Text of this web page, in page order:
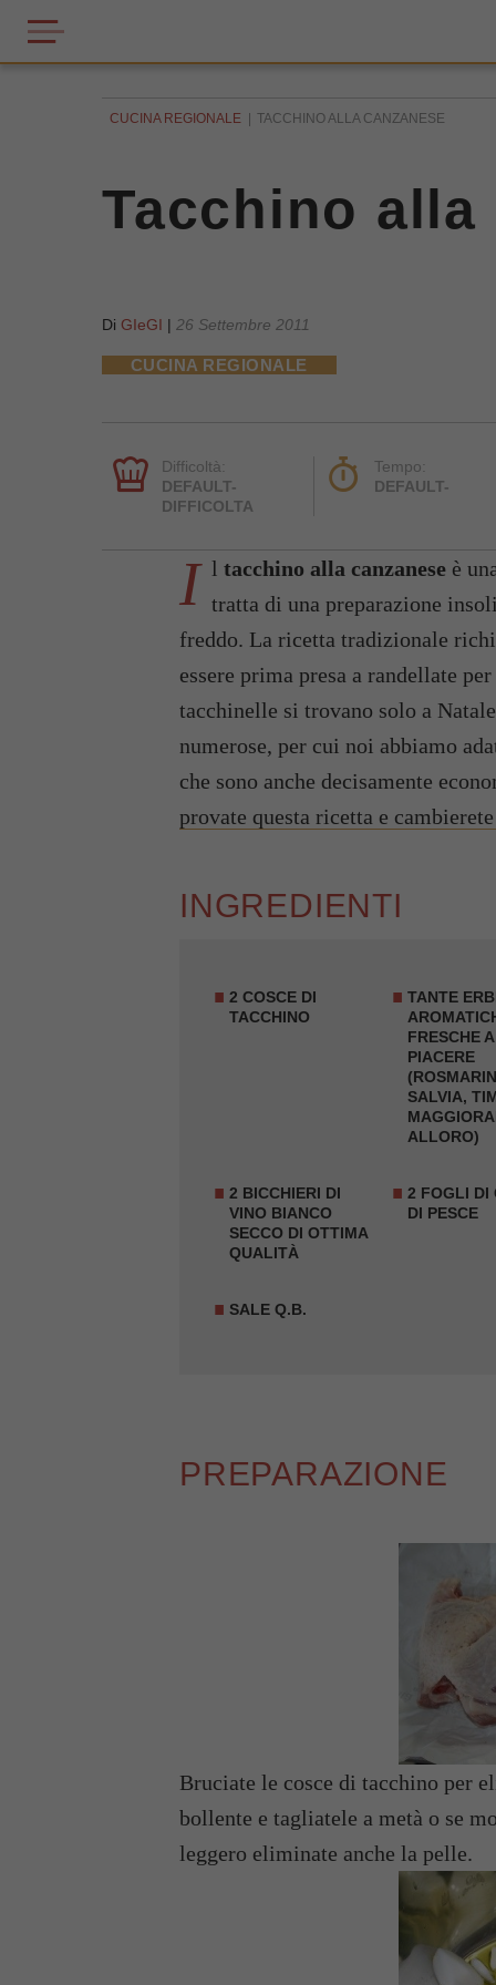
CUCINA REGIONALE TACCHINO ALLA CANZANESE
Tacchino alla
Di GIeGI | 26 Settembre 2011
CUCINA REGIONALE
Difficoltà:
DEFAULT-
DIFFICOLTA
Tempo:
DEFAULT-
I l tacchino alla canzanese è
tratta di una preparazione
freddo. La ricetta tradizionale
essere prima presa a randellate
tacchinelle si trovano solo a
numerose, per cui noi abbiamo
che sono anche decisamente
provate questa ricetta e
INGREDIENTI
2 COSCE DI
TACCHINO
TANTE
FRESCHE A
PIACERE
SALVIA,
ALLORO)
2 BICCHIERI DI
VINO BIANCO
SECCO DI OTTIMA
QUALITÀ
2 FOGLI DI
DI PESCE
SALE Q.B.
PREPARAZIONE
Bruciate le cosce di tacchino per
bollente e tagliatele a metà o se
leggero eliminate anche la pelle.